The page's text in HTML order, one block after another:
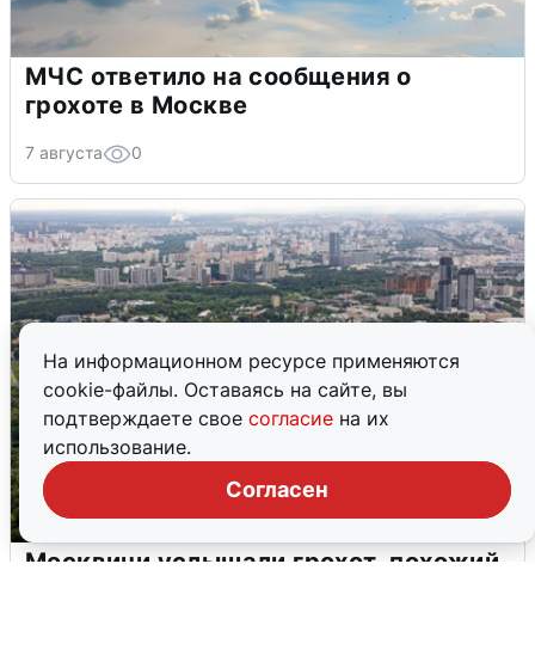
На информационном ресурсе применяются
cookie-файлы. Оставаясь на сайте, вы
подтверждаете свое согласие на их
использование.
Согласен
МЧС ответило на сообщения о
грохоте в Москве
7 августа 0
Москвичи услышали грохот, похожий